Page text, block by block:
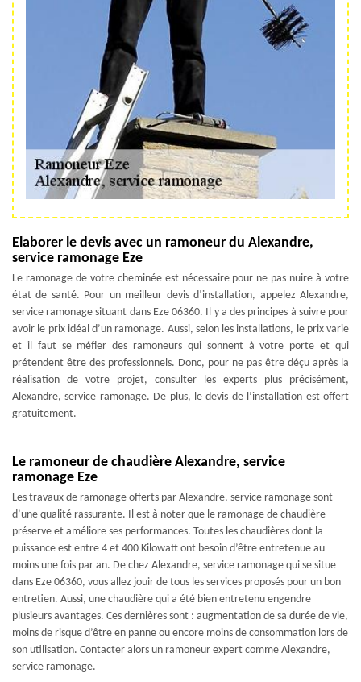
Elaborer le devis avec un ramoneur du Alexandre,
service ramonage Eze
Le ramonage de votre cheminée est nécessaire pour ne pas nuire à votre
état de santé. Pour un meilleur devis d’installation, appelez Alexandre,
service ramonage situant dans Eze 06360. Il y a des principes à suivre pour
avoir le prix idéal d’un ramonage. Aussi, selon les installations, le prix varie
et il faut se méfier des ramoneurs qui sonnent à votre porte et qui
prétendent être des professionnels. Donc, pour ne pas être déçu après la
réalisation de votre projet, consulter les experts plus précisément,
Alexandre, service ramonage. De plus, le devis de l’installation est offert
gratuitement.
Le ramoneur de chaudière Alexandre, service
ramonage Eze
Les travaux de ramonage offerts par Alexandre, service ramonage sont
d’une qualité rassurante. Il est à noter que le ramonage de chaudière
préserve et améliore ses performances. Toutes les chaudières dont la
puissance est entre 4 et 400 Kilowatt ont besoin d’être entretenue au
moins une fois par an. De chez Alexandre, service ramonage qui se situe
dans Eze 06360, vous allez jouir de tous les services proposés pour un bon
entretien. Aussi, une chaudière qui a été bien entretenu engendre
plusieurs avantages. Ces dernières sont : augmentation de sa durée de vie,
moins de risque d’être en panne ou encore moins de consommation lors de
son utilisation. Contacter alors un ramoneur expert comme Alexandre,
service ramonage.